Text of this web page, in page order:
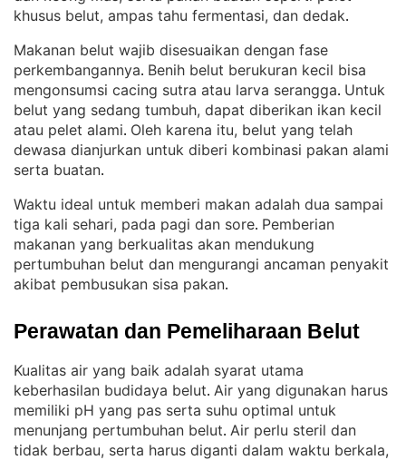
khusus belut, ampas tahu fermentasi, dan dedak.
Makanan belut wajib disesuaikan dengan fase
perkembangannya. Benih belut berukuran kecil bisa
mengonsumsi cacing sutra atau larva serangga. Untuk
belut yang sedang tumbuh, dapat diberikan ikan kecil
atau pelet alami. Oleh karena itu, belut yang telah
dewasa dianjurkan untuk diberi kombinasi pakan alami
serta buatan.
Waktu ideal untuk memberi makan adalah dua sampai
tiga kali sehari, pada pagi dan sore. Pemberian
makanan yang berkualitas akan mendukung
pertumbuhan belut dan mengurangi ancaman penyakit
akibat pembusukan sisa pakan.
Perawatan dan Pemeliharaan Belut
Kualitas air yang baik adalah syarat utama
keberhasilan budidaya belut. Air yang digunakan harus
memiliki pH yang pas serta suhu optimal untuk
menunjang pertumbuhan belut. Air perlu steril dan
tidak berbau, serta harus diganti dalam waktu berkala,